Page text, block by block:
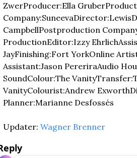
ZwerProducer:Ella Gruber
Company:SuneevaDirector:Lewis
CampbellPostproduction
ProductionEditor:Izzy Ehrlich
JayFinishing:Fort YorkOnline
Assistant:Jason PereriraAudio
SoundColour:The Vanity
VanityColourist:Andrew Exworth
Planner:Marianne Desfossés
Updater: Wagner Brenner